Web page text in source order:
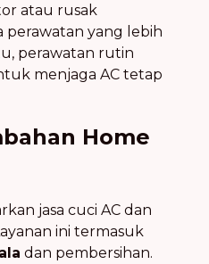
atau rusak
yang lebih
perawatan rutin
menjaga AC tetap
Home
jasa cuci AC dan
ini termasuk
dan pembersihan.